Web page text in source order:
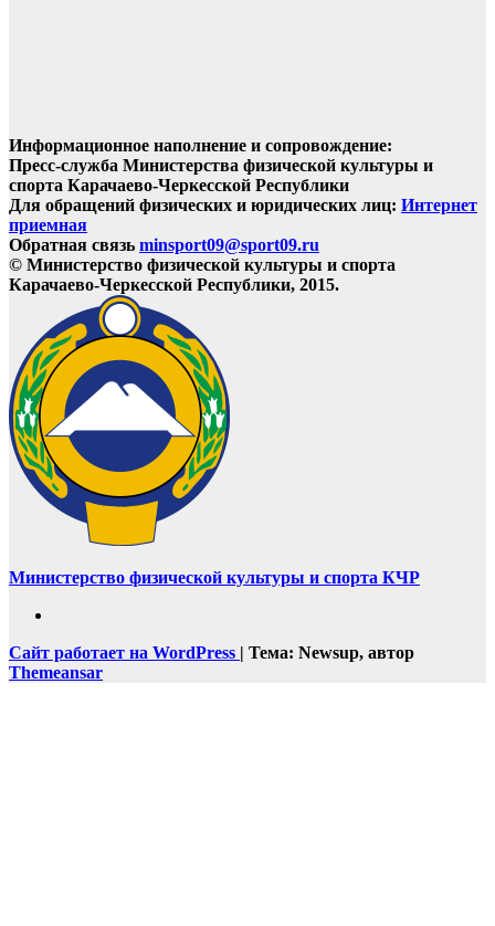
Информационное наполнение и сопровождение:
Пресс-служба Министерства физической культуры и
спорта Карачаево-Черкесской Республики
Для обращений физических и юридических лиц: Интернет
приемная
Обратная связь minsport09@sport09.ru
© Министерство физической культуры и спорта
Карачаево-Черкесской Республики, 2015.
Министерство физической культуры и спорта КЧР
Сайт работает на WordPress | Тема: Newsup, автор
Themeansar